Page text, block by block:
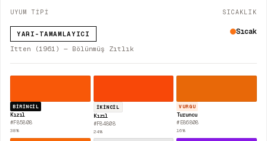
UYUM TİPİ
YARI-TAMAMLAYICI
Itten (1961) — Bölünmüş Zıtlık
SICAKLIK
Sıcak
BIRINCIL
Kızıl
#F85808
38%
İKINCIL
Kızıl
#F84808
24%
VURGU
Turuncu
#E86808
16%